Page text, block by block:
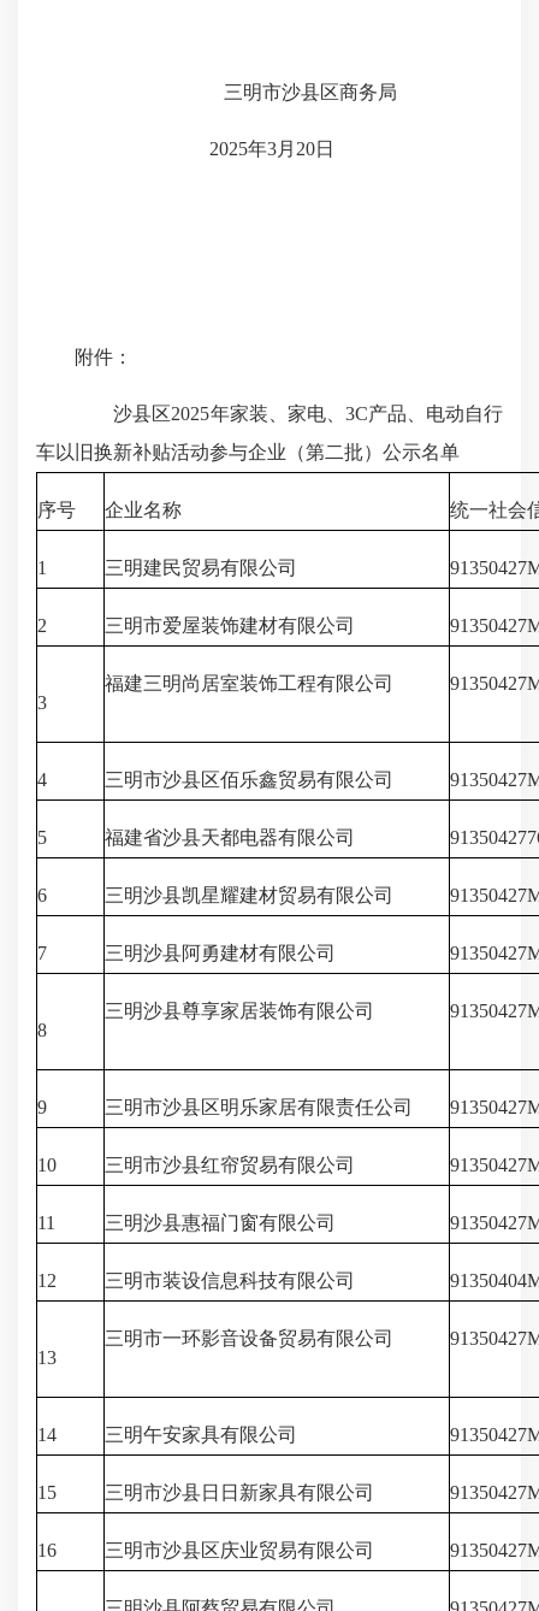
三明市沙县区商务局
2025年3月20日
附件：
沙县区2025年家装、家电、3C产品、电动自行
车以旧换新补贴活动参与企业（第二批）公示名单
序号 企业名称 统一社会
1 三明建民贸易有限公司
2 三明市爱屋装饰建材有限公司
3
福建三明尚居室装饰工程有限公司
4 三明市沙县区佰乐鑫贸易有限公司
5 福建省沙县天都电器有限公司
6 三明沙县凯星耀建材贸易有限公司
7 三明沙县阿勇建材有限公司
8
三明沙县尊享家居装饰有限公司
9 三明市沙县区明乐家居有限责任公司
10 三明市沙县红帘贸易有限公司
11 三明沙县惠福门窗有限公司
12 三明市装设信息科技有限公司
13
三明市一环影音设备贸易有限公司
14 三明午安家具有限公司
15 三明市沙县日日新家具有限公司
16 三明市沙县区庆业贸易有限公司